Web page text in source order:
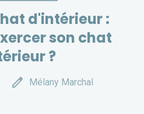
d'intérieur :
son chat
?
edit Mélany Marchal